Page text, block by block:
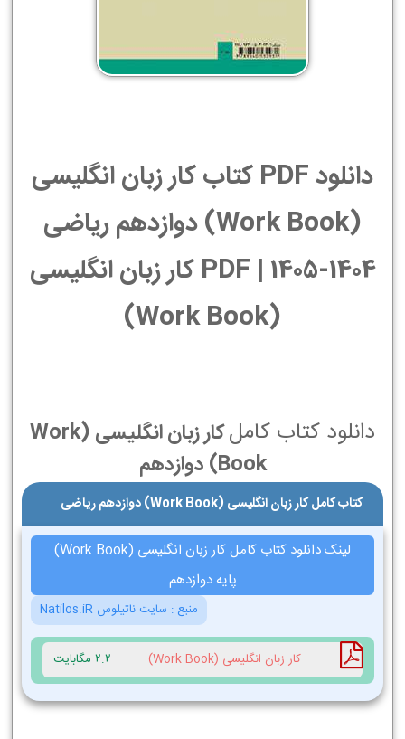
دانلود PDF کتاب کار زبان انگليسی
(Work Book) دوازدهم ریاضی
1404-1405 | PDF کار زبان انگليسی
(Work Book)
دانلود کتاب کامل
کار زبان انگليسی (Work
Book) دوازدهم
کتاب کامل کار زبان انگليسی (Work Book) دوازدهم ریاضی
لینک دانلود کتاب کامل کار زبان انگليسی (Work Book)
پایه دوازدهم
منبع : سایت ناتیلوس Natilos.iR
کار زبان انگليسی (Work Book) 2.2 مگابایت